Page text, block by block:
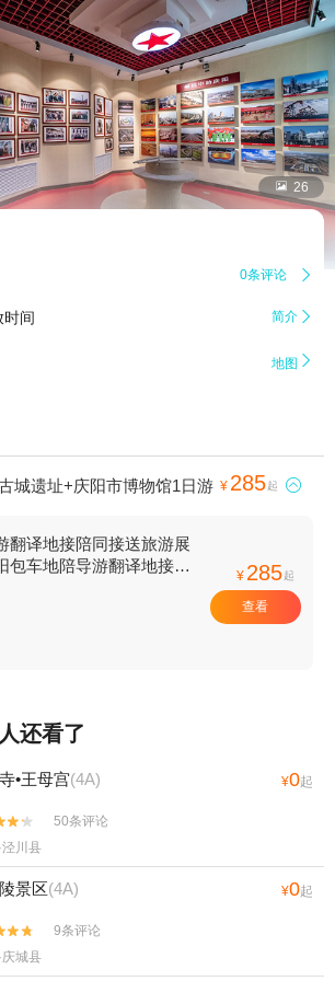
 26
0条评论 
时间 简介 
地图 
城遗址+庆阳市博物馆1日游 ¥ 285起 
翻译地接陪同接送旅游展
包车地陪导游翻译地接陪
考察】
¥ 285起
查看
还看了
•王母宫(4A) ¥0起
50条评论
泾川县
景区(4A) ¥0起
9条评论
庆城县